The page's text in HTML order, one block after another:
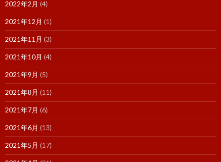
2022年2月 (4)
2021年12月 (1)
2021年11月 (3)
2021年10月 (4)
2021年9月 (5)
2021年8月 (11)
2021年7月 (6)
2021年6月 (13)
2021年5月 (17)